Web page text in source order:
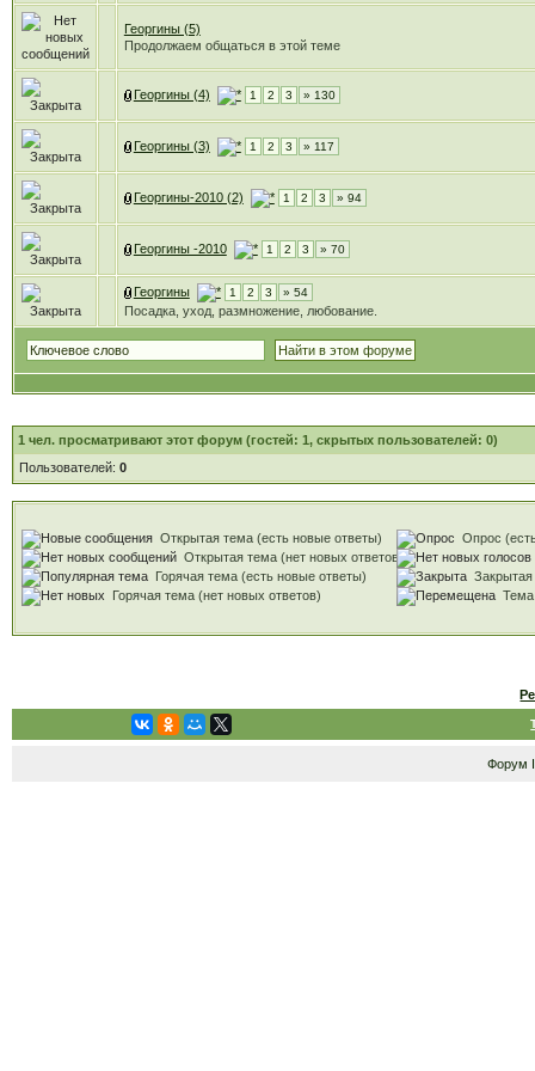
Георгины (5)
Продолжаем общаться в этой теме
Георгины (4) 1 2 3 » 130
Георгины (3) 1 2 3 » 117
Георгины-2010 (2) 1 2 3 » 94
Георгины -2010 1 2 3 » 70
Георгины 1 2 3 » 54
Посадка, уход, размножение, любование.
1 чел. просматривают этот форум (гостей: 1, скрытых пользователей: 0)
Пользователей: 0
Открытая тема (есть новые ответы)
Открытая тема (нет новых ответов)
Горячая тема (есть новые ответы)
Горячая тема (нет новых ответов)
Опрос
Форум